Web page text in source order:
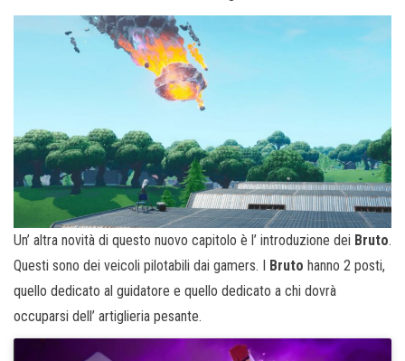
Un’ altra novità di questo nuovo capitolo è l’ introduzione dei Bruto.
Questi sono dei veicoli pilotabili dai gamers. I Bruto hanno 2 posti,
quello dedicato al guidatore e quello dedicato a chi dovrà
occuparsi dell’ artiglieria pesante.